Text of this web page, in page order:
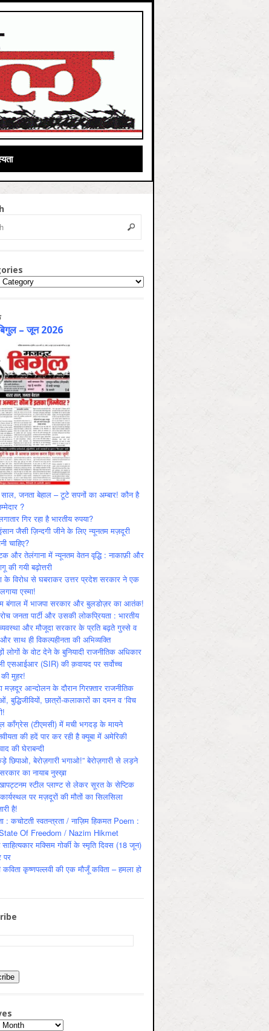
– जून 2026
साल, जनता बेहाल – टूटे सपनों का अम्बार! कौन है
?
गिर रहा है भारतीय रुपया?
जैसी ज़िन्दगी जीने के लिए न्यूनतम मज़दूरी
चाहिए?
और तेलंगाना में न्यूनतम वेतन वृद्धि : नाकाफ़ी और
की गयी बढ़ोत्तरी
के विरोध से घबराकर उत्तर प्रदेश सरकार ने एक
एस्मा!
बंगाल में भाजपा सरकार और बुलडोज़र का आतंक!
जनता पार्टी और उसकी लोकप्रियता : भारतीय
और मौजूदा सरकार के प्रति बढ़ते गुस्‍से व
साथ ही विकल्‍पहीनता की अभिव्‍यक्ति
लोगों के वोट देने के बुनियादी राजनीतिक अधिकार
एसआईआर (SIR) की क़वायद पर सर्वोच्च
की मुहर!
मज़दूर आन्दोलन के दौरान गिरफ़्तार राजनीतिक
बुद्धिजीवियों, छात्रों-कलाकारों का दमन व ‘विच
काँग्रेस (टीएमसी) में मची भगदड़ के मायने
की हदें पार कर रही है क्यूबा में अमेरिकी
की घेराबन्दी
छिपाओ, बेरोज़गारी भगाओ!” बेरोज़गारी से लड़ने
का नायाब नुस्ख़ा
स्टील प्लाण्ट से लेकर सूरत के सेप्टिक
पर मज़दूरों की मौतों का सिलसिला
है!
: कचोटती स्वतन्त्रता / नाज़िम हिकमत Poem :
Of Freedom / Nazim Hikmet
साहित्यकार मक्सिम गोर्की के स्मृति दिवस (18 जून)
कविता कृष्णपल्लवी की एक मौजूँ कविता – हमला हो